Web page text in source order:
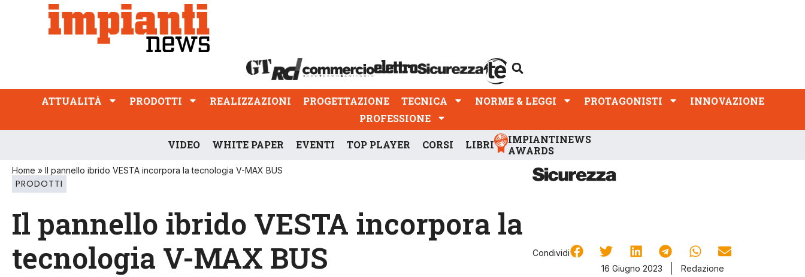
ATTUALITÀ PRODOTTI REALIZZAZIONI
PROFESSIONE
ATTUALITÀ PRODOTTI REALIZZAZIONI PROGETTAZIONE TECNICA NORME & LEGGI PROTAGONISTI
INNOVAZIONE
PROFESSIONE
VIDEO WHITE PAPER EVENTI TOP PLAYER CORSI LIBRI
IMPIANTINEWS
AWARDS
Home » Il pannello ibrido VESTA incorpora la tecnologia V-MAX BUS
PRODOTTI
Il pannello ibrido VESTA incorpora la
tecnologia V-MAX BUS
Condividi
16 Giugno 2023
Redazione